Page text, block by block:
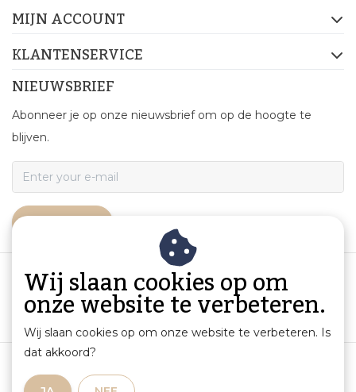
MIJN ACCOUNT
KLANTENSERVICE
NIEUWSBRIEF
Abonneer je op onze nieuwsbrief om op de hoogte te
blijven.
Productinformatie en aansprakelijkheid
Wij slaan cookies op om
onze website te verbeteren.
Wij slaan cookies op om onze website te verbeteren. Is
dat akkoord?